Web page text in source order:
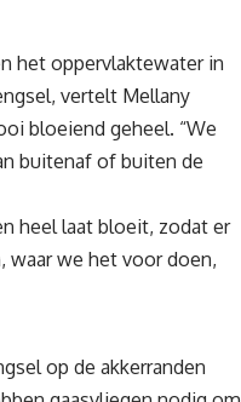
het oppervlaktewater in
vertelt Mellany
bloeiend geheel. “We
buitenaf of buiten de
heel laat bloeit, zodat er
we het voor doen,
op de akkerranden